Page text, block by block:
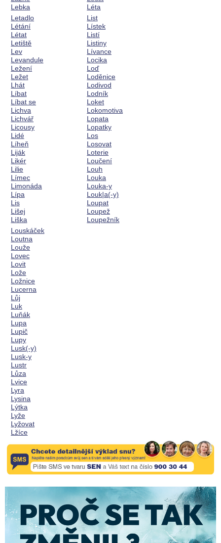
Lebka
Léta
Letadlo
Létání
Létat
Letiště
Lev
Levandule
Ležení
Ležet
Lhát
Líbat
Líbat se
Lichva
Lichvář
Licousy
Lidé
Líheň
Liják
Likér
Lilie
Límec
Limonáda
Lípa
Lis
Lišej
Liška
List
Lístek
Listí
Listiny
Lívance
Locika
Loď
Loděnice
Lodivod
Lodník
Loket
Lokomotiva
Lopata
Lopatky
Los
Losovat
Loterie
Loučení
Louh
Louka
Louka-y
Louk|a(-y)
Loupat
Loupež
Loupežník
Louskáček
Loutna
Louže
Lovec
Lovit
Lože
Ložnice
Lucerna
Lůj
Luk
Luňák
Lupa
Lupič
Lupy
Lusk(-y)
Lusk-y
Lustr
Lůza
Lvice
Lyra
Lysina
Lýtka
Lyže
Lyžovat
Lžíce